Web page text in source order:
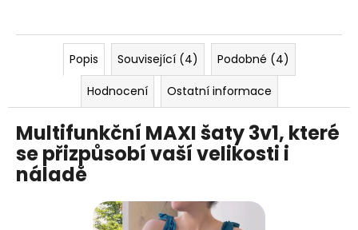
Popis Související (4)
Podobné (4)
Hodnocení
Ostatní informace
Multifunkční MAXI šaty 3v1, které
se přizpůsobí vaší velikosti i
náladě